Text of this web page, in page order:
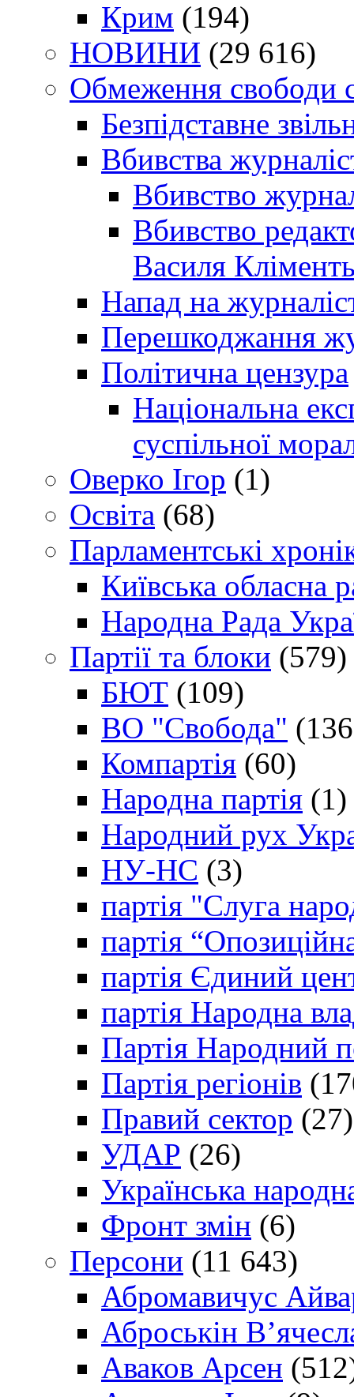
Крим (194)
НОВИНИ (29 616)
Обмеження свободи
Безпідставне
Вбивства
Вбивство
Вбивство
Василя
Напад на
Перешкоджання
Політична цензура
Національна
суспільної
Оверко Ігор (1)
Освіта (68)
Парламентські
Київська обласна
Народна Рада
Партії та блоки (579)
БЮТ (109)
ВО "Свобода"
Компартія (60)
Народна партія (1)
Народний рух
НУ-НС (3)
партія "Слуга
партія
партія Єдиний
партія Народна
Партія Народний
Партія регіонів
Правий сектор (27)
УДАР (26)
Українська
Фронт змін (6)
Персони (11 643)
Абромавичус
Аброськін
Аваков Арсен